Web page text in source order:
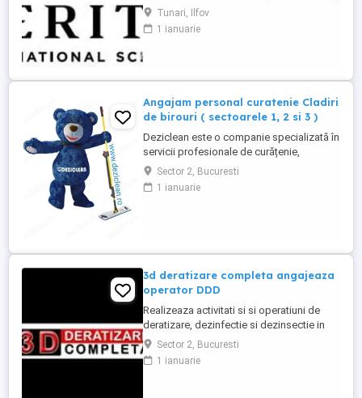
cauta 1 persoana serioasa si
responsabila pentru mentenanta, ingrijire
cladiri si control acces. Pachet salarial
**Responsabilități principale:** * ...
Tunari, Ilfov
1 ianuarie
Angajam personal curatenie Cladiri
de birouri ( sectoarele 1, 2 si 3 )
Deziclean este o companie specializată în
servicii profesionale de curățenie,
prezentă în aproape toate marile orașe din
România. Ne mărim echipa și căutăm
agenți de curățenie pentru sedii de bănci
Sector 2, Bucuresti
1 ianuarie
3d deratizare completa angajeaza
operator DDD
Realizeaza activitati si si operatiuni de
deratizare, dezinfectie si dezinsectie in
spatiile alocate pentru desfasurarea
activitatii in Bucuresti si imprejurimi
Program: 08:00-16:00 L-V, iar Sambata (1-2
Sector 2, Bucuresti
1 ianuarie